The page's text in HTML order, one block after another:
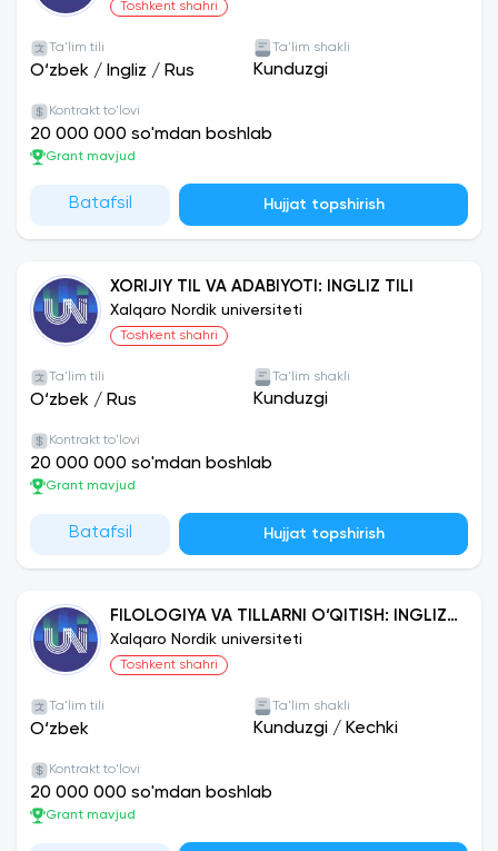
ega. So'nggi 4 yilda 200+ talaba bu dasturda
ishtirok etgan.
Toshkent shahri
Ta'lim tili
O‘zbek / Ingliz / Rus
Ta'lim shakli
Kunduzgi
Kontrakt to'lovi
20 000 000 so'mdan boshlab
Grant mavjud
Batafsil Hujjat topshirish
XORIJIY TIL VA ADABIYOTI: INGLIZ TILI
Xalqaro Nordik universiteti
Toshkent shahri
Ta'lim tili
O‘zbek / Rus
Ta'lim shakli
Kunduzgi
Kontrakt to'lovi
20 000 000 so'mdan boshlab
Grant mavjud
Batafsil Hujjat topshirish
FILOLOGIYA VA TILLARNI O‘QITISH: INGLIZ
TILI
Xalqaro Nordik universiteti
Toshkent shahri
Ta'lim tili
O‘zbek
Ta'lim shakli
Kunduzgi / Kechki
Kontrakt to'lovi
20 000 000 so'mdan boshlab
Grant mavjud